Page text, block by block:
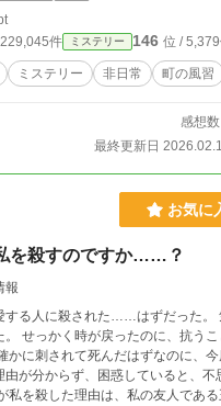
ていた。 男性が妊娠する。 そんな話、聞いたこともな
い。 SFか、悪趣味な都市伝説の類だ。 けれど、エコー
は、確かに“何か”が映っていた。 「週数的には、六週前後
師は淡々と告げる。 六週前。 恵子の脳裏に、はっ
ない。 驚かない。 まるで、予想して
恵子は自分の腹ではなく、 彼の腹部
。 ――この中にいる“何か”は、 一体、誰のものなの
。
件 ミステリー 146 位 /
ミステリー 非日常 町の風習
感想
最終更新日
お気に
を殺すのですか……？
報
殺された……はずだった。 気付いたら、殺された
はまた
が分からず、困惑していると、不